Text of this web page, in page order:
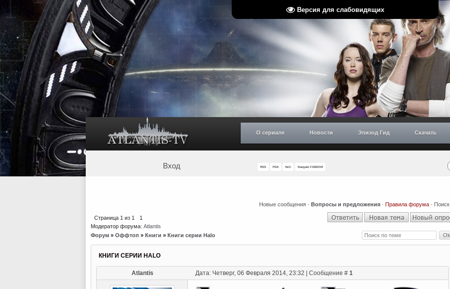
Версия для слабовидящих
О сериале Новости Эпизод Гид Скачать
Вход RSS PDA НиС Stargate FANDOM
Новые сообщения · Вопросы и предложения · Правила форума · Поиск
Страница 1 из 1
1
Модератор форума: Atlantis
Форум » Оффтоп » Книги » Книги серии Halo
КНИГИ СЕРИИ HALO
Atlantis Дата: Четверг, 06 Февраля 2014, 23:32 | Сообщение # 1